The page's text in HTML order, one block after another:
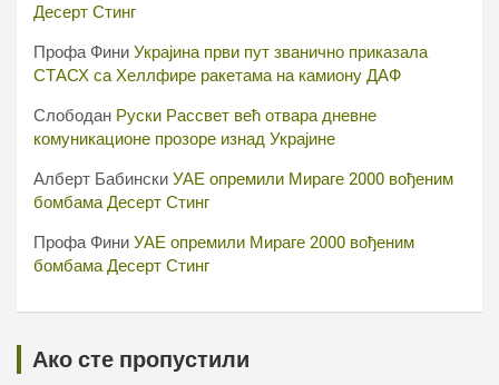
Десерт Стинг
Профа Фини Украјина први пут званично приказала
СТАСХ са Хеллфире ракетама на камиону ДАФ
Слободан Руски Рассвет већ отвара дневне
комуникационе прозоре изнад Украјине
Алберт Бабински УАЕ опремили Мираге 2000 вођеним
бомбама Десерт Стинг
Профа Фини УАЕ опремили Мираге 2000 вођеним
бомбама Десерт Стинг
Ако сте пропустили